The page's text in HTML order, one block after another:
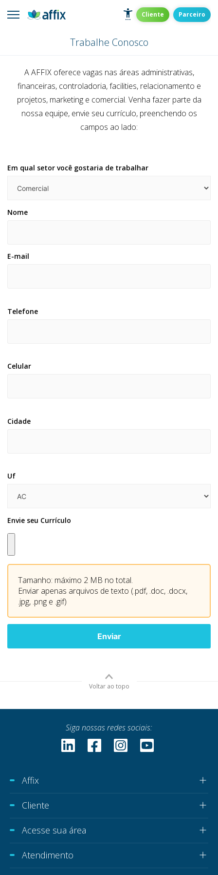
content
Affix
Administradora de Benefícios Cliente Parceiro
Trabalhe Conosco
A AFFIX oferece vagas nas áreas administrativas,
financeiras, controladoria, facilities, relacionamento e
projetos, marketing e comercial. Venha fazer parte da
nossa equipe, envie seu currículo, preenchendo os
campos ao lado:
Em qual setor você gostaria de trabalhar
Nome
E-mail
Telefone
Celular
Cidade
Uf
Envie seu Currículo
Tamanho: máximo 2 MB no total.
Enviar apenas arquivos de texto (.pdf, .doc, .docx,
.jpg, .png e .gif)
Voltar ao topo
Siga nossas redes sociais:
Affix
Cliente
Acesse sua área
Atendimento